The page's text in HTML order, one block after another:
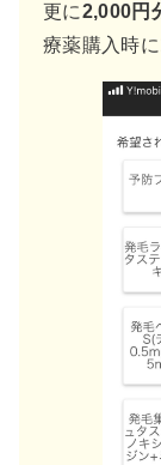
更に2,000円
療薬購入時